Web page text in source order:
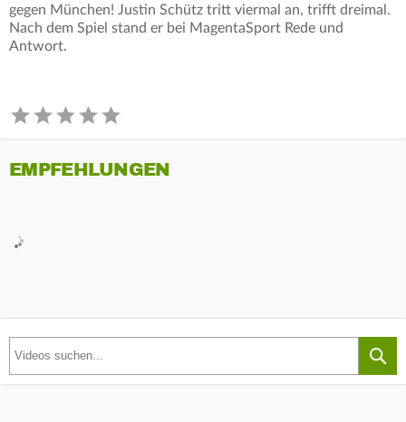
gegen München! Justin Schütz tritt viermal an, trifft dreimal.
Nach dem Spiel stand er bei MagentaSport Rede und
Antwort.
EMPFEHLUNGEN